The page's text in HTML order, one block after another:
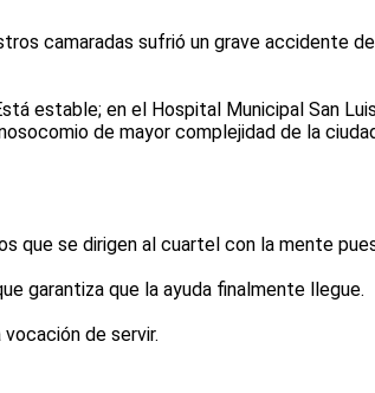
camaradas sufrió un grave accidente
estable; en el Hospital Municipal San
de mayor complejidad de la
que se dirigen al cuartel con la mente
garantiza que la ayuda finalmente llegue.
de servir.